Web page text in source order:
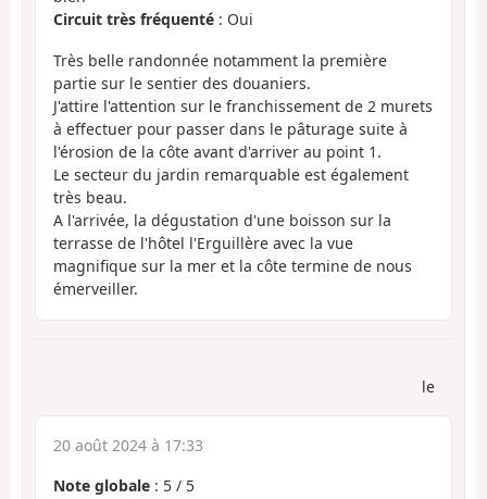
Circuit très fréquenté : Oui
Très belle randonnée notamment la première
partie sur le sentier des douaniers.
J'attire l'attention sur le franchissement de 2 murets
à effectuer pour passer dans le pâturage suite à
l'érosion de la côte avant d'arriver au point 1.
Le secteur du jardin remarquable est également
très beau.
A l'arrivée, la dégustation d'une boisson sur la
terrasse de l'hôtel l'Erguillère avec la vue
magnifique sur la mer et la côte termine de nous
émerveiller.
le
20 août 2024 à 17:33
Note globale : 5 / 5